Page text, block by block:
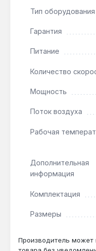
секунд —
диаметром 15–22
встроенный
температуры —
корпуса и
Стационарное
фен вертикально
скребком.
гараже,
удаление старых
ворот, формовка
шлифовкой.
Тип оборудования
Гарантия
Питание
Количество
Мощность
Поток воздуха
Рабочая
Дополнительная
информация
Комплектация
Размеры
Производитель может